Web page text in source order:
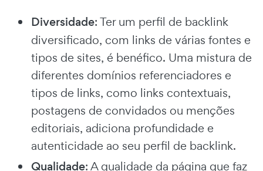
Diversidade: Ter um perfil de backlink
diversificado, com links de várias fontes e
tipos de sites, é benéfico. Uma mistura de
diferentes domínios referenciadores e
tipos de links, como links contextuais,
postagens de convidados ou menções
editoriais, adiciona profundidade e
autenticidade ao seu perfil de backlink.
Qualidade: A qualidade da página que faz